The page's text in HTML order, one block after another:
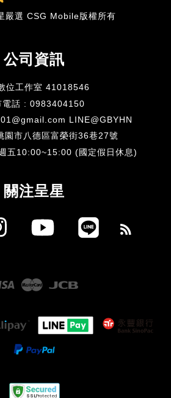
嚴選 CSG Mobile版權所有
公司資訊
位工作室 41018546
電話 : 0983404150
LINE@GBYHN
園市八德區富榮街36巷27號
五10:00~15:00 (國定假日休息)
關注呈星
Instagram YouTube
Visa Master